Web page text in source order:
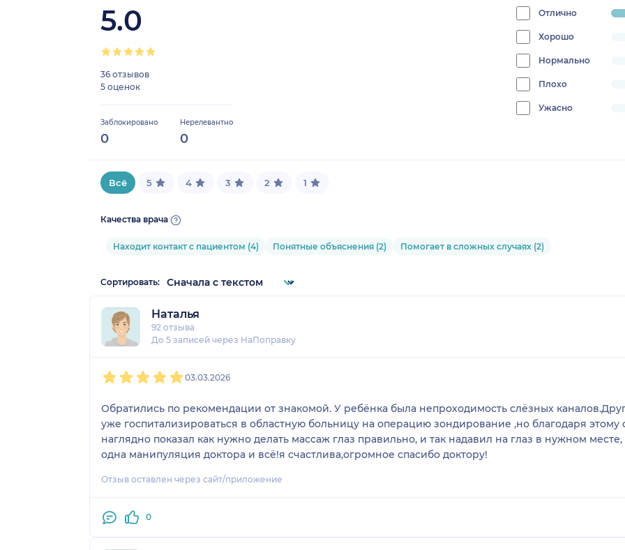
5.0
36 отзывов
5 оценок
Заблокировано
0
Нерелевантно
0
Отлично
Хорошо
Нормально
Плохо
Ужасно
Всё 5 4 3 2 1
Качества врача
Находит контакт с пациентом (4) Понятные объяснения (2) Помогает в сложных случаях (2)
Сортировать:
Наталья
92 отзыва
До 5 записей через НаПоправку
03.03.2026
Обратились по рекомендации от знакомой. У ребёнка была непроходимость слёзных
уже госпитализироваться в областную больницу на операцию зондирование ,но благодаря этому
наглядно показал как нужно делать массаж глаз правильно, и так надавил на глаз в нужном
одна манипуляция доктора и всё!я счастлива,огромное спасибо доктору!
Отзыв оставлен через сайт/приложение
0